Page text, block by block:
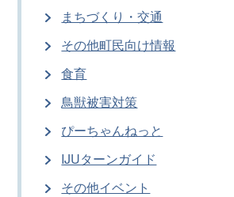
まちづくり・交通
その他町民向け情報
食育
鳥獣被害対策
ぴーちゃんねっと
IJUターンガイド
その他イベント